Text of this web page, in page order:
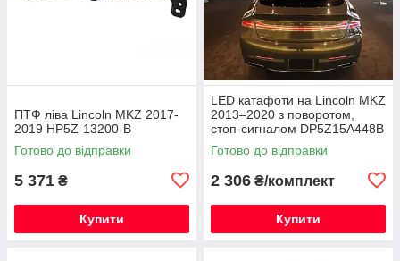
ПТФ ліва Lincoln MKZ 2017-
2019 HP5Z-13200-B
Готово до відправки
5 371 ₴
Купити
LED катафоти на Lincoln MKZ
2013–2020 з поворотом,
стоп-сигналом DP5Z15A448B
/ DP5Z15A449B
Готово до відправки
2 306 ₴/комплект
Купити